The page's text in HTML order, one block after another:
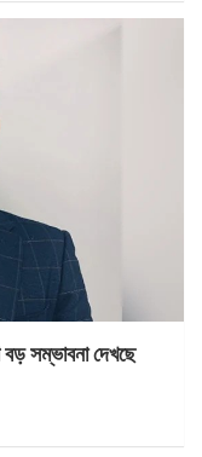
বড় সম্ভাবনা দেখছে